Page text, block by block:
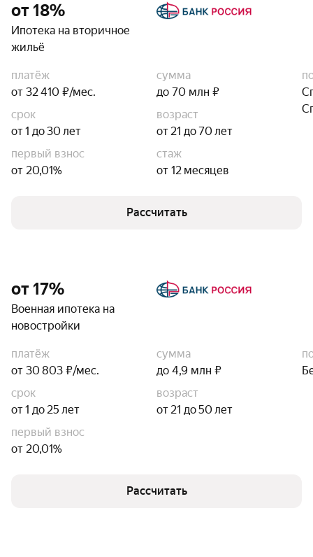
от 18%
Ипотека на вторичное
жильё
платёж
от 32 410 ₽/мес.
сумма
до 70 млн ₽
срок
от 1 до 30 лет
возраст
от 21 до 70 лет
первый взнос
от 20,01%
стаж
от 12 месяцев
Рассчитать
от 17%
Военная ипотека на
новостройки
платёж
от 30 803 ₽/мес.
сумма
до 4,9 млн ₽
срок
от 1 до 25 лет
возраст
от 21 до 50 лет
первый взнос
от 20,01%
Рассчитать